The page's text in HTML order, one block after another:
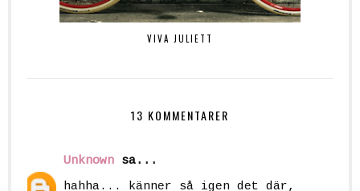
VIVA JULIETT
13 KOMMENTARER
Unknown sa...
hahha... känner så igen det där,